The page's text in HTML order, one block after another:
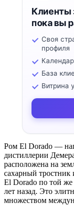
Клиенты
пока вы
Своя
профиля
База
Витрина
Ром El Dorado —
дистиллерии
расположена на
сахарный
El Dorado по той
лет назад. Это
множеством